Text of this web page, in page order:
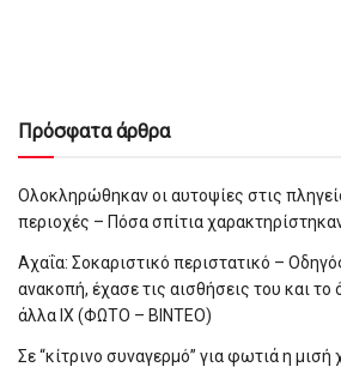
Πρόσφατα άρθρα
Ολοκληρώθηκαν οι αυτοψίες στις
περιοχές – Πόσα σπίτια
Αχαΐα: Σοκαριστικό περιστατικό –
ανακοπή, έχασε τις αισθήσεις του και
άλλα ΙΧ (ΦΩΤΟ – ΒΙΝΤΕΟ)
Σε “κίτρινο συναγερμό” για φωτιά η